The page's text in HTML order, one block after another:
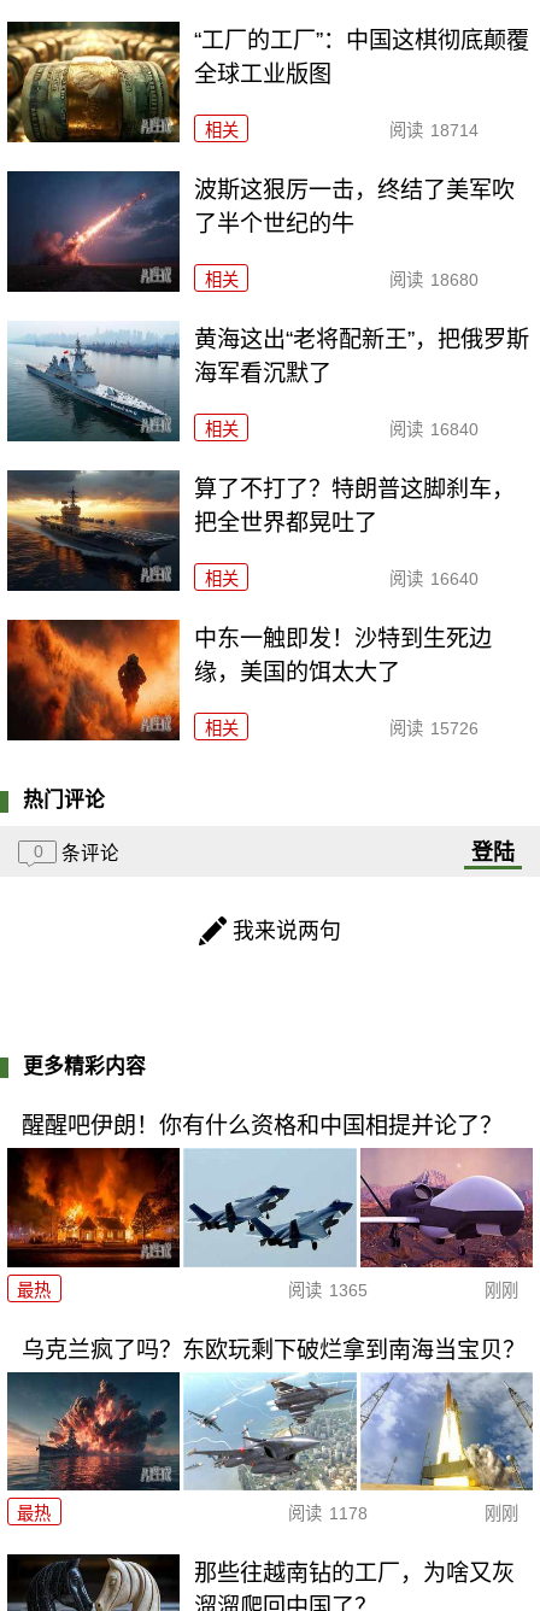
“工厂的工厂”：中国这棋彻底颠覆
全球工业版图
相关 阅读 18714
波斯这狠厉一击，终结了美军吹
了半个世纪的牛
相关 阅读 18680
黄海这出“老将配新王”，把俄罗斯
海军看沉默了
相关 阅读 16840
算了不打了？特朗普这脚刹车，
把全世界都晃吐了
相关 阅读 16640
中东一触即发！沙特到生死边
缘，美国的饵太大了
相关 阅读 15726
热门评论
0 条评论 登陆
我来说两句
更多精彩内容
醒醒吧伊朗！你有什么资格和中国相提并论了？
最热 阅读 1365 刚刚
乌克兰疯了吗？东欧玩剩下破烂拿到南海当宝贝？
最热 阅读 1178 刚刚
那些往越南钻的工厂，为啥又灰